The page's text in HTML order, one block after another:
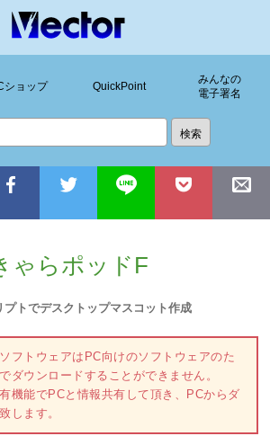
ショップ QuickPoint
みんなの
電子署名
ゃらポッドF
プトでデスクトップマスコット作成
フトウェアはPC向けのソフトウェアのた
ダウンロードすることができません。
機能でPCと情報共有して頂き、PCからダ
します。